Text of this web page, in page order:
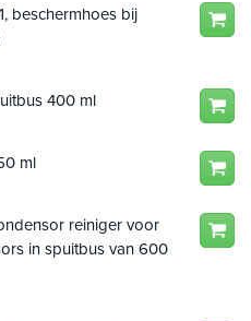
beschermhoes bij
400 ml
ml
reiniger voor
in spuitbus van 600